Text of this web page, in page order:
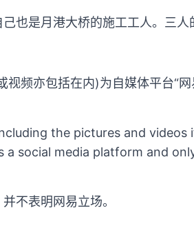
也是月港大桥的施工工人。三人
视频亦包括在内)为自媒体平台“
the pictures and videos
a social media platform and
不表明网易立场。